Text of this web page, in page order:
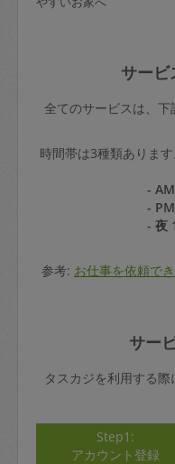
サービ
全てのサービスは、下
時間帯は3種類ありま
-
-
- 夜
参考: お仕事を依頼で
サー
タスカジを利用する
Step1:
アカウント登録